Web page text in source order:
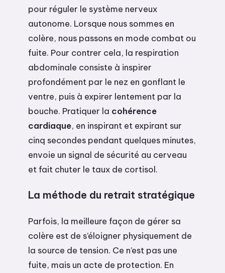
pour réguler le système nerveux
autonome. Lorsque nous sommes en
colère, nous passons en mode combat ou
fuite. Pour contrer cela, la respiration
abdominale consiste à inspirer
profondément par le nez en gonflant le
ventre, puis à expirer lentement par la
bouche. Pratiquer la cohérence
cardiaque, en inspirant et expirant sur
cinq secondes pendant quelques minutes,
envoie un signal de sécurité au cerveau
et fait chuter le taux de cortisol.
La méthode du retrait stratégique
Parfois, la meilleure façon de gérer sa
colère est de s’éloigner physiquement de
la source de tension. Ce n’est pas une
fuite, mais un acte de protection. En